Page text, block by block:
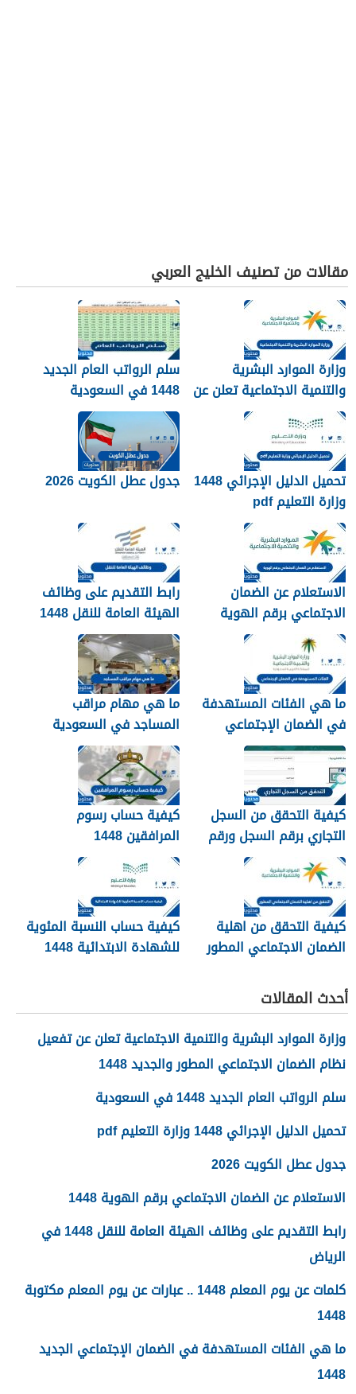
مقالات من تصنيف الخليج العربي
وزارة الموارد البشرية
والتنمية الاجتماعية تعلن عن
تفعيل نظام الضمان
الاجتماعي المطور والجديد
1448
سلم الرواتب العام الجديد
1448 في السعودية
تحميل الدليل الإجرائي 1448
وزارة التعليم pdf
جدول عطل الكويت 2026
الاستعلام عن الضمان
الاجتماعي برقم الهوية
1448
رابط التقديم على وظائف
الهيئة العامة للنقل 1448
في الرياض
ما هي الفئات المستهدفة
في الضمان الإجتماعي
الجديد 1448
ما هي مهام مراقب
المساجد في السعودية
1448
كيفية التحقق من السجل
التجاري برقم السجل ورقم
الهوية 1448
كيفية حساب رسوم
المرافقين 1448
كيفية التحقق من اهلية
الضمان الاجتماعي المطور
كيفية حساب النسبة المئوية
للشهادة الابتدائية 1448
أحدث المقالات
وزارة الموارد البشرية والتنمية الاجتماعية تعلن عن تفعيل
نظام الضمان الاجتماعي المطور والجديد 1448
سلم الرواتب العام الجديد 1448 في السعودية
تحميل الدليل الإجرائي 1448 وزارة التعليم pdf
جدول عطل الكويت 2026
الاستعلام عن الضمان الاجتماعي برقم الهوية 1448
رابط التقديم على وظائف الهيئة العامة للنقل 1448 في
الرياض
كلمات عن يوم المعلم 1448 .. عبارات عن يوم المعلم مكتوبة
1448
ما هي الفئات المستهدفة في الضمان الإجتماعي الجديد
1448